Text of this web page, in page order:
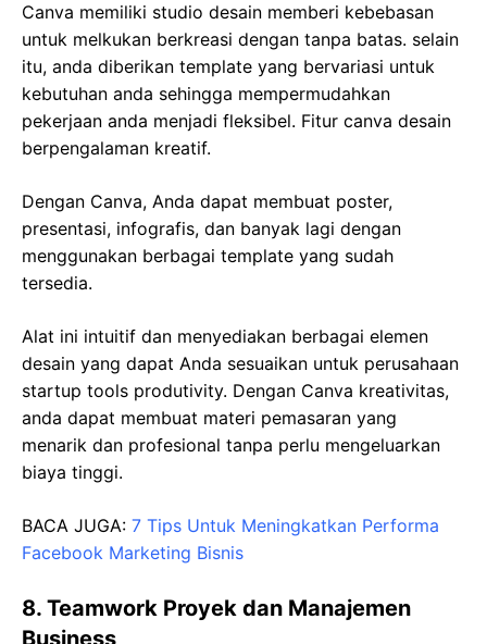
Canva memiliki studio desain memberi kebebasan
untuk melkukan berkreasi dengan tanpa batas. selain
itu, anda diberikan template yang bervariasi untuk
kebutuhan anda sehingga mempermudahkan
pekerjaan anda menjadi fleksibel. Fitur canva desain
berpengalaman kreatif.
Dengan Canva, Anda dapat membuat poster,
presentasi, infografis, dan banyak lagi dengan
menggunakan berbagai template yang sudah
tersedia.
Alat ini intuitif dan menyediakan berbagai elemen
desain yang dapat Anda sesuaikan untuk perusahaan
startup tools produtivity. Dengan Canva kreativitas,
anda dapat membuat materi pemasaran yang
menarik dan profesional tanpa perlu mengeluarkan
biaya tinggi.
BACA JUGA: 7 Tips Untuk Meningkatkan Performa
Facebook Marketing Bisnis
8. Teamwork Proyek dan Manajemen
Business